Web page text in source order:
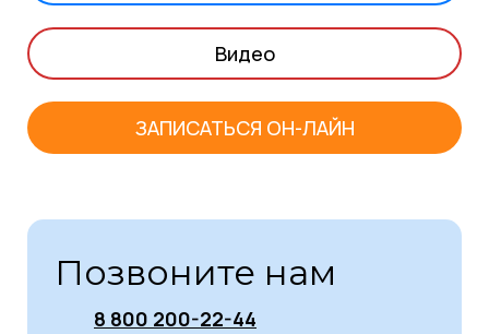
Видео
ЗАПИСАТЬСЯ ОН-ЛАЙН
Позвоните нам
8 800 200-22-44